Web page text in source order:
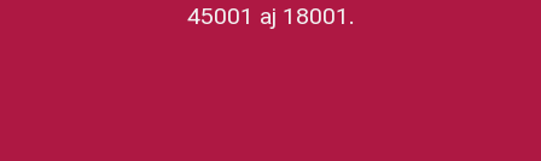
45001 aj 18001.